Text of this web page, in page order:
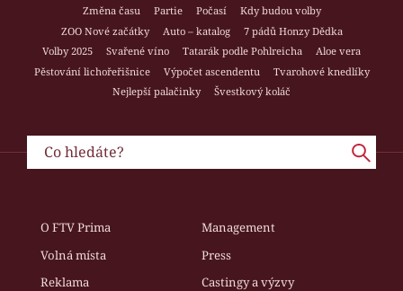
Změna času
Partie Počasí
Kdy budou volby
ZOO Nové začátky
Auto – katalog
7 pádů Honzy Dědka
Volby 2025
Svařené víno Tatarák podle Pohlreicha
Aloe vera
Pěstování lichořeřišnice
Výpočet ascendentu
Tvarohové knedlíky
Nejlepší palačinky
Švestkový koláč
O FTV Prima
Management
Volná místa
Press
Reklama
Castingy a výzvy